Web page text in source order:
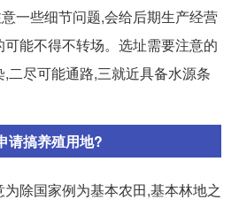
一些细节问题,会给后期生产经营
能不得不转场。选址需要注意的
二尽可能通路,三就近具备水源条
请搞养殖用地?
除国家例为基本农田,基本林地之